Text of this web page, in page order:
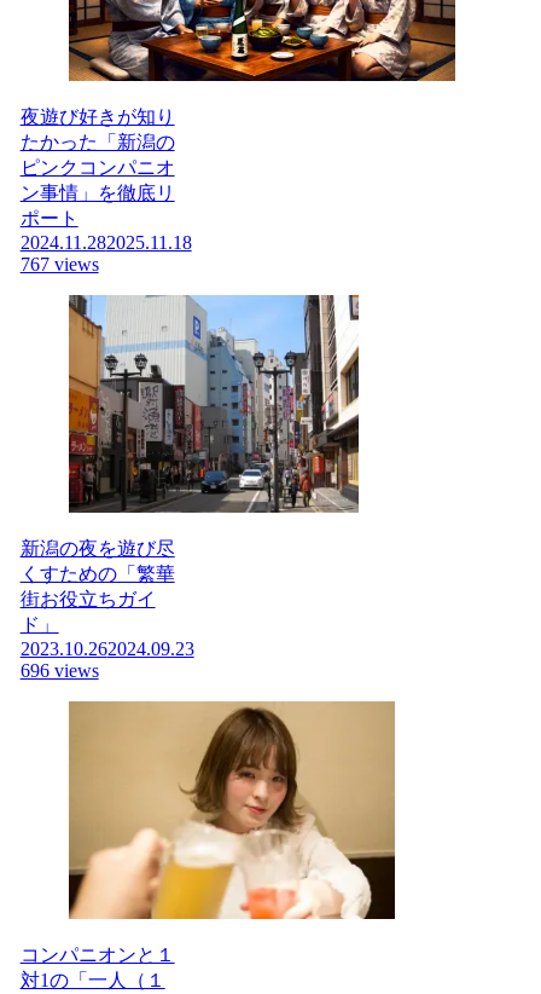
夜遊び好きが知り
たかった「新潟の
ピンクコンパニオ
ン事情」を徹底リ
ポート
2024.11.282025.11.18
767 views
新潟の夜を遊び尽
くすための「繁華
街お役立ちガイ
ド」
2023.10.262024.09.23
696 views
コンパニオンと１
対1の「一人（１